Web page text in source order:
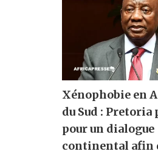
Xénophobie en
du Sud : Pretoria
pour un dialogue
continental afin